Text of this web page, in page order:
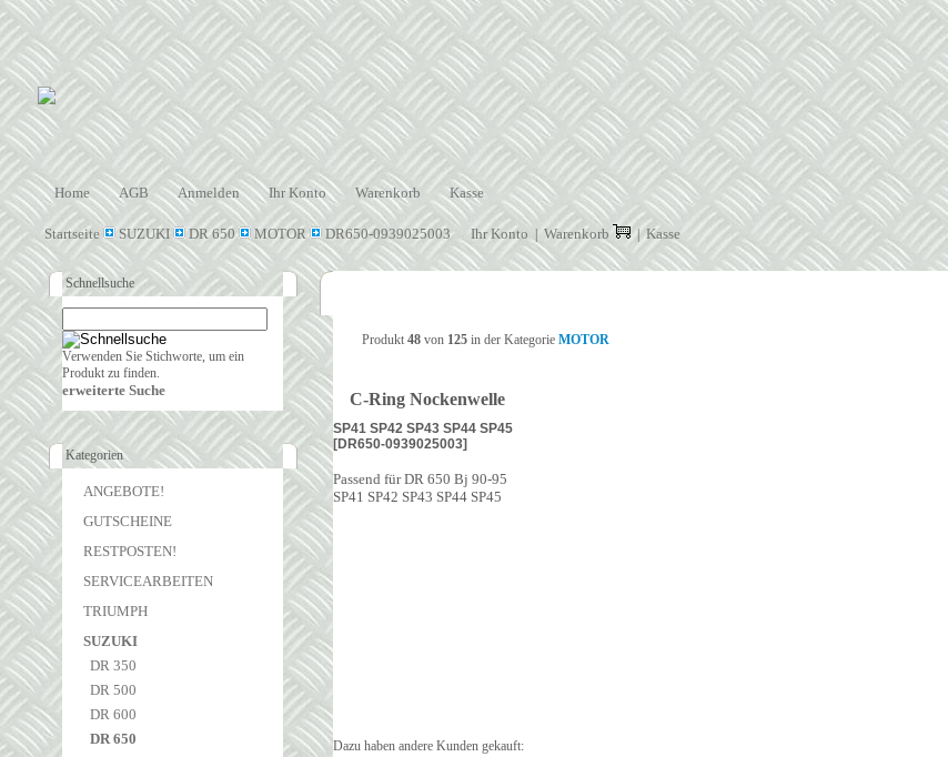
Home AGB Anmelden Ihr Konto Warenkorb Kasse
Startseite SUZUKI DR 650 MOTOR DR650-0939025003 Ihr Konto Warenkorb |Kasse
Schnellsuche
Verwenden Sie Stichworte, um ein
Produkt zu finden.
erweiterte Suche
Kategorien
ANGEBOTE!
GUTSCHEINE
RESTPOSTEN!
SERVICEARBEITEN
TRIUMPH
SUZUKI
DR 350
DR 500
DR 600
DR 650
Produkt 48 von 125 in der Kategorie MOTOR
C-Ring Nockenwelle
SP41 SP42 SP43 SP44 SP45
[DR650-0939025003]
Passend für DR 650 Bj 90-95
SP41 SP42 SP43 SP44 SP45
Dazu haben andere Kunden gekauft: